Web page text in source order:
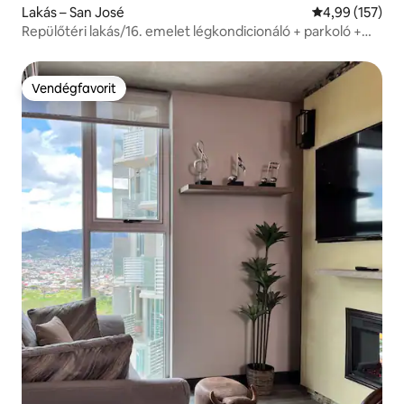
Lakás – San José Átlagos
4,99 (157)
Repülőtéri lakás/16. emelet légkondicionáló + parkoló +
Vendégfavorit
Vendégfavorit